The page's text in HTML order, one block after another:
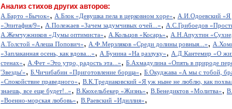
Анализ стихов других авторов:
А.Барто «Бычок», А.Блок «Девушка пела в церковном хоре», А.И.Одоевский «Я
«Эпитафия/9», А.Полежаев «Зачем задумчивых очей...», А.С.Грибоедов
А.Жемчужников «Думы оптимиста», А.Кольцов «Косарь», А.Н.Апухтин «Сухие,
А.Толстой «Алеша Попович», А.Ф.Мерзляков «Среди долины ровныя...»,
«Заплаканная осень, как вдова...», А.Бунина «На разлуку», А.Д.Кантемир «О
стенах», А.Фет «Это утро, радость эта...», Б.Ахмадулина «Опять в природе
'Звезды'», Б.Чичибабин «Приготовление борща», Б.Окуджава «А мы с тобой,
«Спокойствие праведного», В.К.Тредиаковский «Я уж ныне не люблю, как
знаешь, все еще будет!..», В.Кюхельбекер «Жизнь», В.Бенедиктов «Молитва»,
«Военно-морская любовь», В.Раевский «Идиллия»,